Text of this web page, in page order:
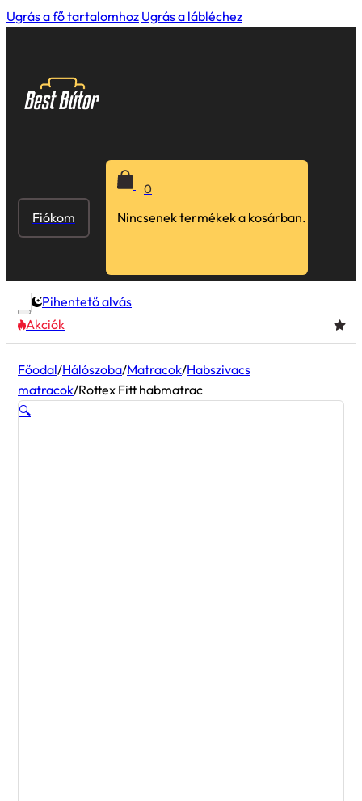
Ugrás a fő tartalomhoz Ugrás a lábléchez
Fiókom
0
Nincsenek termékek a kosárban.
Pihentető alvás
Akciók
Főodal/Hálószoba/Matracok/Habszivacs
matracok/Rottex Fitt habmatrac
🔍